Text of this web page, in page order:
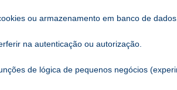
ou armazenamento em banco de dados.
na autenticação ou autorização.
de lógica de pequenos negócios